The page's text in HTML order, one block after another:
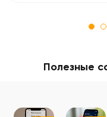
Полезные